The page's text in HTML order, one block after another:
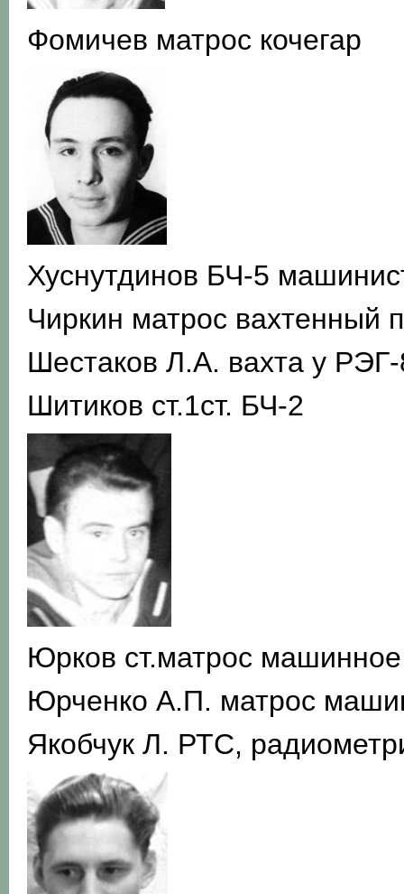
Фомичев матрос кочегар
Хуснутдинов БЧ-5
Чиркин матрос вахтенный
Шестаков Л.А. вахта у
Шитиков ст.1ст. БЧ-2
Юрков ст.матрос
Юрченко А.П. матрос
Якобчук Л. РТС,